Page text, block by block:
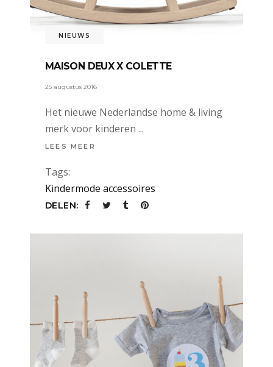
NIEUWS
MAISON DEUX X COLETTE
25 augustus 2016
Het nieuwe Nederlandse home & living
merk voor kinderen
LEES MEER
Tags:
Kindermode accessoires
DELEN: